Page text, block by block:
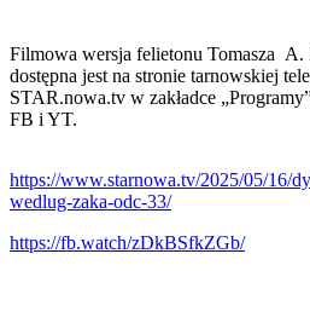
Filmowa wersja felietonu Tomasza A.
dostępna jest na stronie tarnowskiej
STAR.nowa.tv w zakładce
FB i YT.
https://www.starnowa.tv/2025/05/16/
wedlug-zaka-odc-33/
https://fb.watch/zDkBSfkZGb/